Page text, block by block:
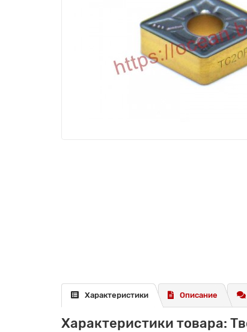
Характеристики Описание
Характеристики товара: